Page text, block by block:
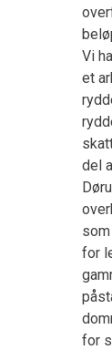
Vi
et
del
for
for